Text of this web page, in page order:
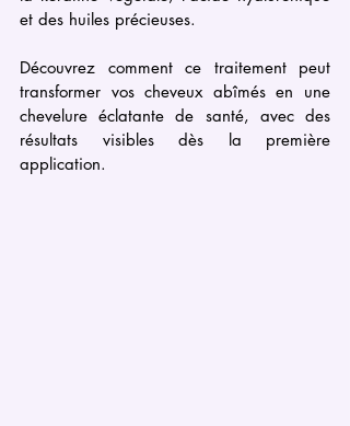
et des huiles précieuses.
Découvrez comment ce traitement peut
transformer vos cheveux abîmés en une
chevelure éclatante de santé, avec des
résultats visibles dès la première
application.